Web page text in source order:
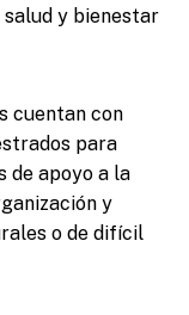
y bienestar
cuentan con
para
de apoyo a la
y
o de difícil